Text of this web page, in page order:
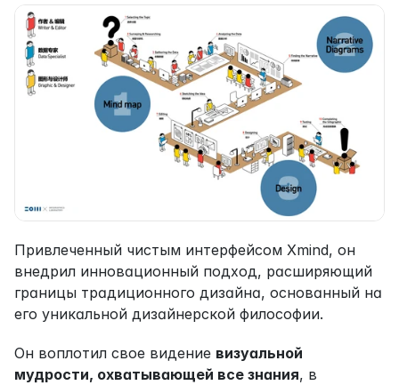
Привлеченный чистым интерфейсом Xmind, он
внедрил инновационный подход, расширяющий
границы традиционного дизайна, основанный на
его уникальной дизайнерской философии.
Он воплотил свое видение визуальной
мудрости, охватывающей все знания, в